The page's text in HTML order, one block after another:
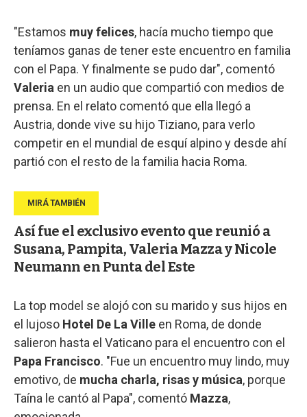
"Estamos muy felices, hacía mucho tiempo que
teníamos ganas de tener este encuentro en familia
con el Papa. Y finalmente se pudo dar", comentó
Valeria en un audio que compartió con medios de
prensa. En el relato comentó que ella llegó a
Austria, donde vive su hijo Tiziano, para verlo
competir en el mundial de esquí alpino y desde ahí
partió con el resto de la familia hacia Roma.
Así fue el exclusivo evento que reunió a
Susana, Pampita, Valeria Mazza y Nicole
Neumann en Punta del Este
La top model se alojó con su marido y sus hijos en
el lujoso Hotel De La Ville en Roma, de donde
salieron hasta el Vaticano para el encuentro con el
Papa Francisco. "Fue un encuentro muy lindo, muy
emotivo, de mucha charla, risas y música, porque
Taína le cantó al Papa", comentó Mazza,